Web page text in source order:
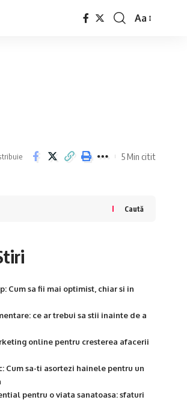
Font
Aa
5 Min citit
Caută
Cum sa fii mai optimist, chiar si in
ce ar trebui sa stii inainte de a
online pentru cresterea afacerii
Cum sa-ti asortezi hainele pentru un
pentru o viata sanatoasa: sfaturi